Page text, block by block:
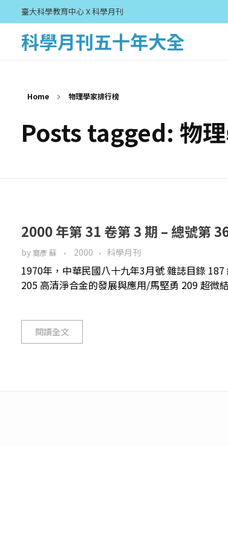
臺大科學教育中心 X 科學月刊
科學月刊五十年大全
Home 物理學家排行榜
Posts tagged: 物
2000 年第 31 卷第 3 期 – 總號第
by 裔彥 蘇 2000 科學月刊
1970年，中華民國八十九年3月號 雜誌目錄
205 高清淨合金的發展與應用/馬堅勇 209 超微
閱讀全文